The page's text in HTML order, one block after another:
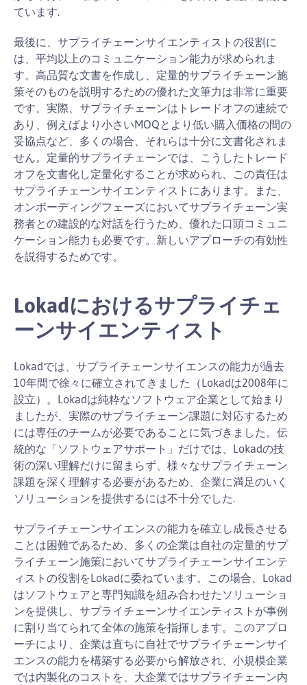
ています.
最後に、サプライチェーンサイエンティストの役割に
は、平均以上のコミュニケーション能力が求められま
す。高品質な文書を作成し、定量的サプライチェーン施
策そのものを説明するための優れた文筆力は非常に重要
です。実際、サプライチェーンはトレードオフの連続で
あり、例えばより小さいMOQとより低い購入価格の間の
妥協点など、多くの場合、それらは十分に文書化されま
せん。定量的サプライチェーンでは、こうしたトレード
オフを文書化し定量化することが求められ、この責任は
サプライチェーンサイエンティストにあります。また、
オンボーディングフェーズにおいてサプライチェーン実
務者との建設的な対話を行うため、優れた口頭コミュニ
ケーション能力も必要です。新しいアプローチの有効性
を説得するためです。
Lokadにおけるサプライチェ
ーンサイエンティスト
Lokadでは、サプライチェーンサイエンスの能力が過去
10年間で徐々に確立されてきました（Lokadは2008年に
設立）。Lokadは純粋なソフトウェア企業として始まり
ましたが、実際のサプライチェーン課題に対応するため
には専任のチームが必要であることに気づきました。伝
統的な「ソフトウェアサポート」だけでは、Lokadの技
術の深い理解だけに留まらず、様々なサプライチェーン
課題を深く理解する必要があるため、企業に満足のいく
ソリューションを提供するには不十分でした.
サプライチェーンサイエンスの能力を確立し成長させる
ことは困難であるため、多くの企業は自社の定量的サプ
ライチェーン施策においてサプライチェーンサイエンテ
ィストの役割をLokadに委ねています。この場合、Lokad
はソフトウェアと専門知識を組み合わせたソリューショ
ンを提供し、サプライチェーンサイエンティストが事例
に割り当てられて全体の施策を指揮します。このアプロ
ーチにより、企業は直ちに自社でサプライチェーンサイ
エンスの能力を構築する必要から解放され、小規模企業
では内製化のコストを、大企業ではサプライチェーン内